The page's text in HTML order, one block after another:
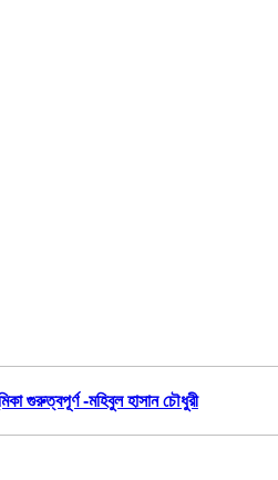
গুরুত্বপূর্ণ -মহিবুল হাসান চৌধুরী